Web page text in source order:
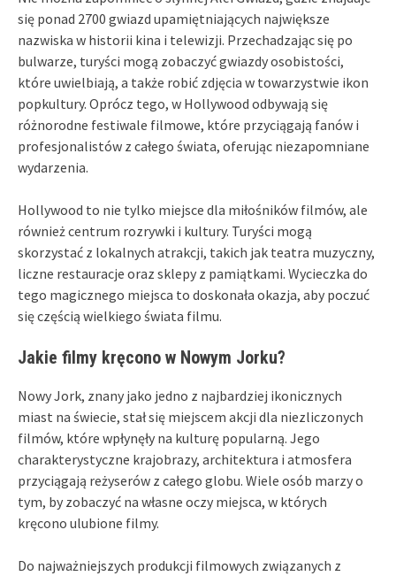
się ponad 2700 gwiazd upamiętniających największe
nazwiska w historii kina i telewizji. Przechadzając się po
bulwarze, turyści mogą zobaczyć gwiazdy osobistości,
które uwielbiają, a także robić zdjęcia w towarzystwie ikon
popkultury. Oprócz tego, w Hollywood odbywają się
różnorodne festiwale filmowe, które przyciągają fanów i
profesjonalistów z całego świata, oferując niezapomniane
wydarzenia.
Hollywood to nie tylko miejsce dla miłośników filmów, ale
również centrum rozrywki i kultury. Turyści mogą
skorzystać z lokalnych atrakcji, takich jak teatra muzyczny,
liczne restauracje oraz sklepy z pamiątkami. Wycieczka do
tego magicznego miejsca to doskonała okazja, aby poczuć
się częścią wielkiego świata filmu.
Jakie filmy kręcono w Nowym Jorku?
Nowy Jork, znany jako jedno z najbardziej ikonicznych
miast na świecie, stał się miejscem akcji dla niezliczonych
filmów, które wpłynęły na kulturę popularną. Jego
charakterystyczne krajobrazy, architektura i atmosfera
przyciągają reżyserów z całego globu. Wiele osób marzy o
tym, by zobaczyć na własne oczy miejsca, w których
kręcono ulubione filmy.
Do najważniejszych produkcji filmowych związanych z